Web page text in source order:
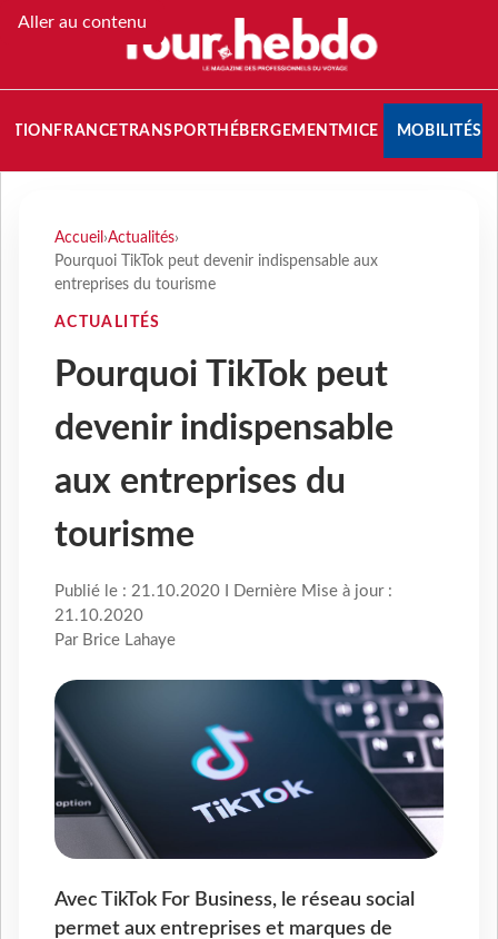
Aller au contenu
FRANCETRANSPORT HÉBERGEMENTMICE MOBILITÉS
Accueil ›Actualités›
Pourquoi TikTok peut devenir indispensable aux
entreprises du tourisme
ACTUALITÉS
Pourquoi TikTok peut
devenir indispensable
aux entreprises du
tourisme
Publié le : 21.10.2020 I Dernière Mise à jour :
21.10.2020
Par Brice Lahaye
Avec TikTok For Business, le réseau social
permet aux entreprises et marques de